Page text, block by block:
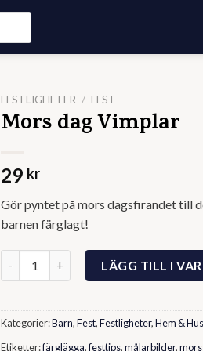
FESTLIGHETER / FEST
Mors dag Vimplar
29 kr
Gör pyntet på mors dagsfirandet till
barnen färglagt!
Mors dag Vimplar mängdLÄGG TILL I
Kategorier:Barn,Fest,Festligheter,Hem &
Etiketter:färglägga,festtips,målarbilder,